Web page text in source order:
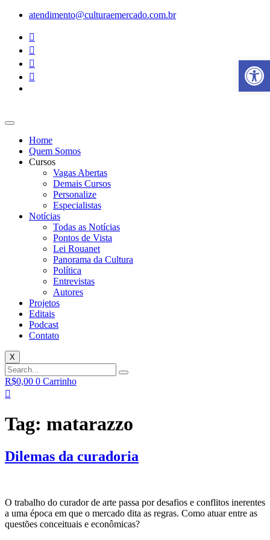
Abrir a
conteúdo
atendimento@culturaemercado.com.br
Home
Quem Somos
Cursos
Vagas Abertas
Demais Cursos
Personalize
Especialistas
Notícias
Todas as Notícias
Pontos de Vista
Lei Rouanet
Panorama da Cultura
Política
Entrevistas
Autores
Projetos
Editais
Podcast
Contato
X
R$0,00 0 Carrinho
Tag: matarazzo
Dilemas da curadoria
O trabalho do curador de arte passa por desafios e conflitos inerentes
a uma época em que o mercado dita as regras. Como atuar entre as
questões conceituais e econômicas?